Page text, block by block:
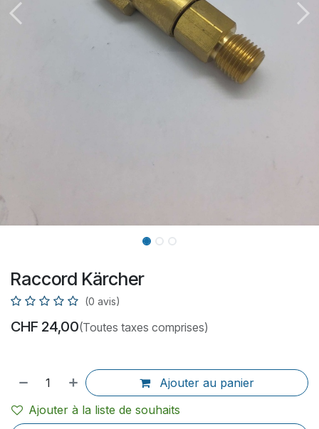
Raccord Kärcher
(0 avis)
CHF 24,00(Toutes taxes comprises)
Ajouter au panier
Ajouter à la liste de souhaits